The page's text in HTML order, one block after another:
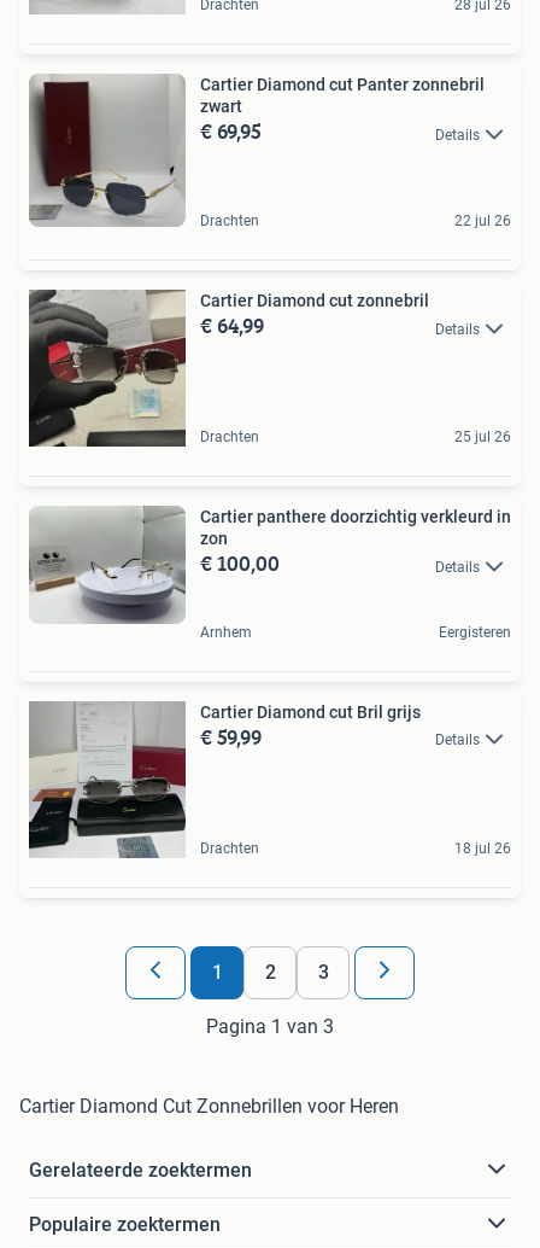
Drachten 28 jul 26
Cartier Diamond cut Panter zonnebril
zwart
€ 69,95 Details
Drachten 22 jul 26
Cartier Diamond cut zonnebril
€ 64,99 Details
Drachten 25 jul 26
Cartier panthere doorzichtig verkleurd in
zon
€ 100,00 Details
Arnhem Eergisteren
Cartier Diamond cut Bril grijs
€ 59,99 Details
Drachten 18 jul 26
1 2 3
Pagina 1 van 3
Cartier Diamond Cut Zonnebrillen voor Heren
Gerelateerde zoektermen
Populaire zoektermen